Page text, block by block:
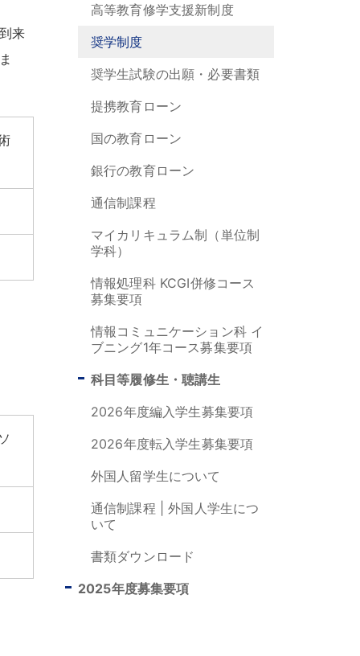
来
高等教育修学支援新制度
奨学制度
奨学生試験の出願・必要書類
提携教育ローン
国の教育ローン
銀行の教育ローン
通信制課程
マイカリキュラム制（単位制
学科）
情報処理科 KCGI併修コース
募集要項
情報コミュニケーション科 イ
ブニング1年コース募集要項
科目等履修生・聴講生
2026年度編入学生募集要項
2026年度転入学生募集要項
外国人留学生について
通信制課程 | 外国人学生につ
いて
書類ダウンロード
2025年度募集要項